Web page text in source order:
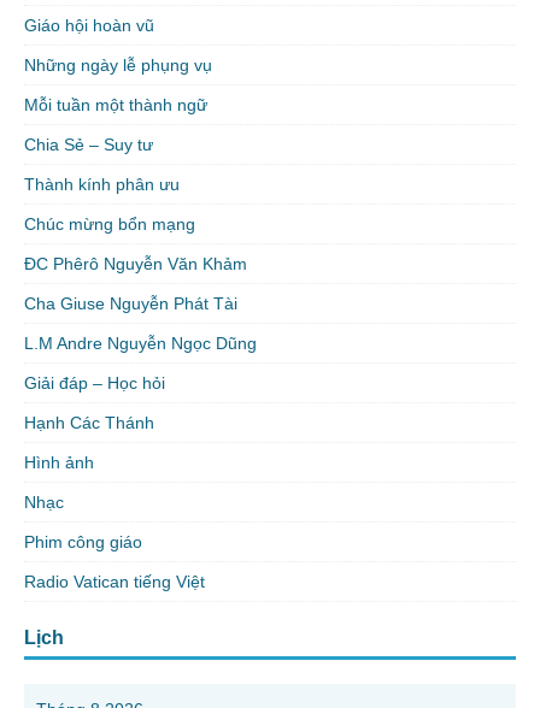
Giáo hội hoàn vũ
Những ngày lễ phụng vụ
Mỗi tuần một thành ngữ
Chia Sẻ – Suy tư
Thành kính phân ưu
Chúc mừng bổn mạng
ĐC Phêrô Nguyễn Văn Khảm
Cha Giuse Nguyễn Phát Tài
L.M Andre Nguyễn Ngọc Dũng
Giải đáp – Học hỏi
Hạnh Các Thánh
Hình ảnh
Nhạc
Phim công giáo
Radio Vatican tiếng Việt
Lịch